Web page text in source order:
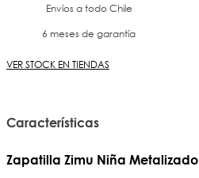
Envíos a todo Chile
6 meses de garantía
VER STOCK EN TIENDAS
Características
Zapatilla Zimu Niña Metalizado